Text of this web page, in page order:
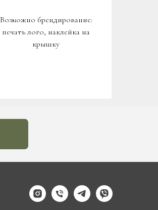
Возможно брендирование:
печать лого, наклейка на
крышку